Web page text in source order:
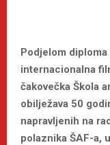
Podjelom
internacionalna
čakovečka Škola
obilježava 50
napravljenih na
polaznika ŠAF-a,